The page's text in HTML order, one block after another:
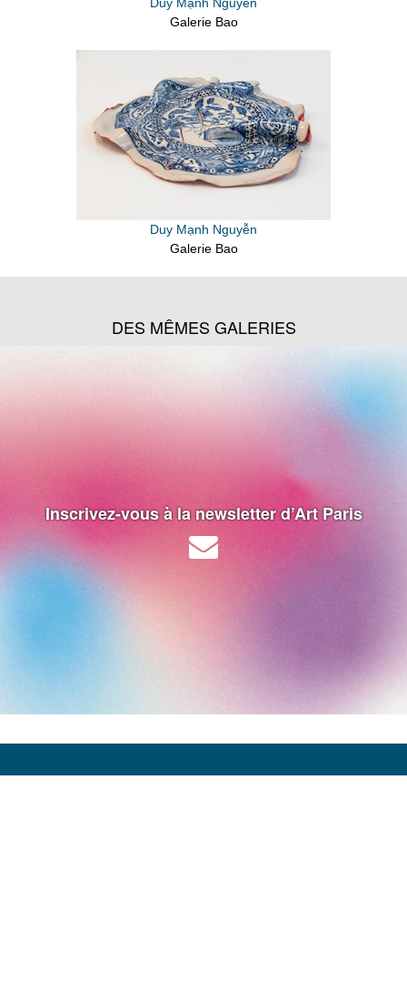
Galerie Bao
Duy Mạnh Nguyễn
Galerie Bao
DES MÊMES GALERIES
Inscrivez-vous à la newsletter d’Art Paris